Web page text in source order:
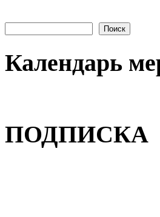
Календарь
ПОДПИСКА